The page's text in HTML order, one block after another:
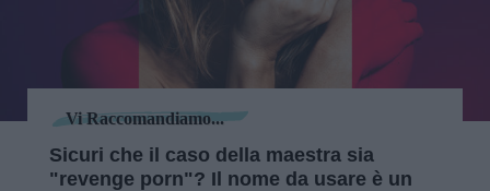
Vi Raccomandiamo...
Sicuri che il caso della maestra sia
"revenge porn"? Il nome da usare è un